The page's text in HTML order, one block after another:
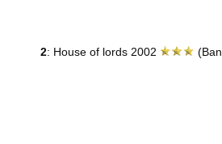
2: House of lords 2002